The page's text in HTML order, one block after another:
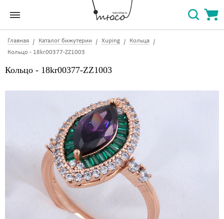
Главная Каталог бижутерии Xuping
Кольца
Кольцо - 18kr00377-ZZ1003
Кольцо - 18kr00377-ZZ1003